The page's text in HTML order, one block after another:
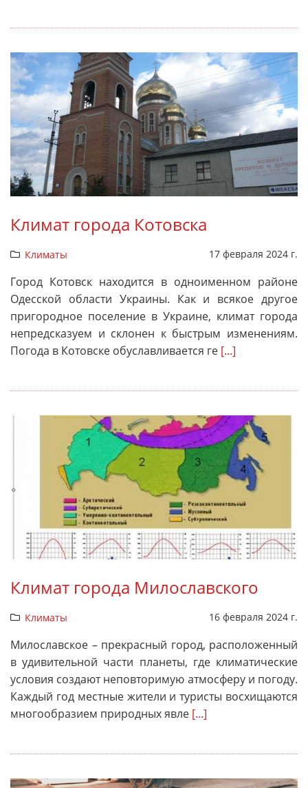
Климат города Котовска
Климаты 17 февраля 2024 г.
Город Котовск находится в одноименном районе
Одесской области Украины. Как и всякое другое
пригородное поселение в Украине, климат города
непредсказуем и склонен к быстрым изменениям.
Погода в Котовске обуславливается ге [...]
Климат города Милославского
Климаты 16 февраля 2024 г.
Милославское – прекрасный город, расположенный
в удивительной части планеты, где климатические
условия создают неповторимую атмосферу и погоду.
Каждый год местные жители и туристы восхищаются
многообразием природных явле [...]